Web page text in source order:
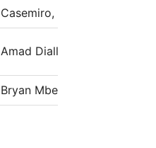
Casemiro, Kobbie Mainoo
Amad Diallo, Bruno
Bryan Mbeumo